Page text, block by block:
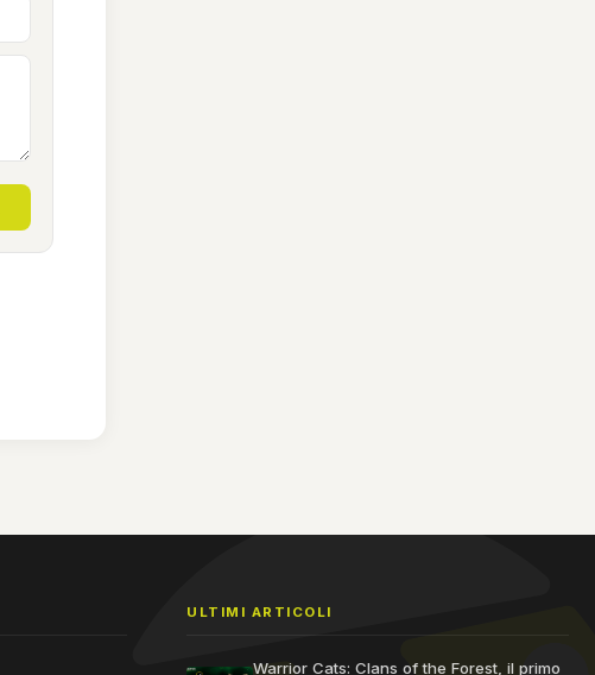
ULTIMI ARTICOLI
Warrior Cats: Clans of the Forest, il primo